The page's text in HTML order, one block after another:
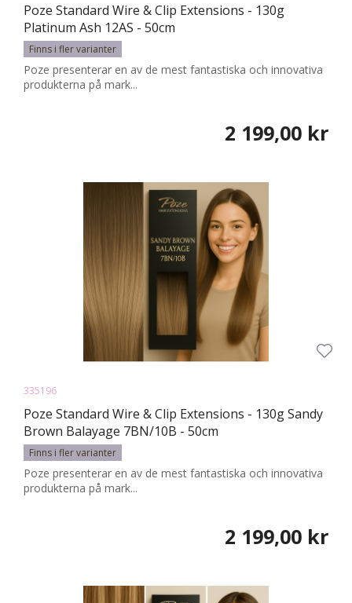
Poze Standard Wire & Clip Extensions - 130g
Platinum Ash 12AS - 50cm
Finns i fler varianter
Poze presenterar en av de mest fantastiska och innovativa
produkterna på mark...
2 199,00 kr
335196
Poze Standard Wire & Clip Extensions - 130g Sandy
Brown Balayage 7BN/10B - 50cm
Finns i fler varianter
Poze presenterar en av de mest fantastiska och innovativa
produkterna på mark...
2 199,00 kr